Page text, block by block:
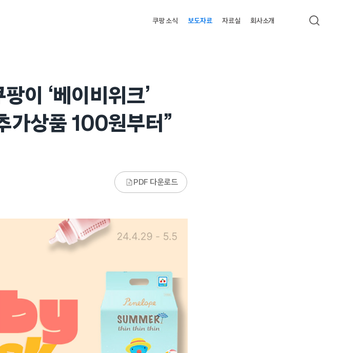
쿠팡 소식 보도자료 자료실 회사소개 검색
이 ‘베이비위크’
가상품 100원부터”
PDF 다운로드